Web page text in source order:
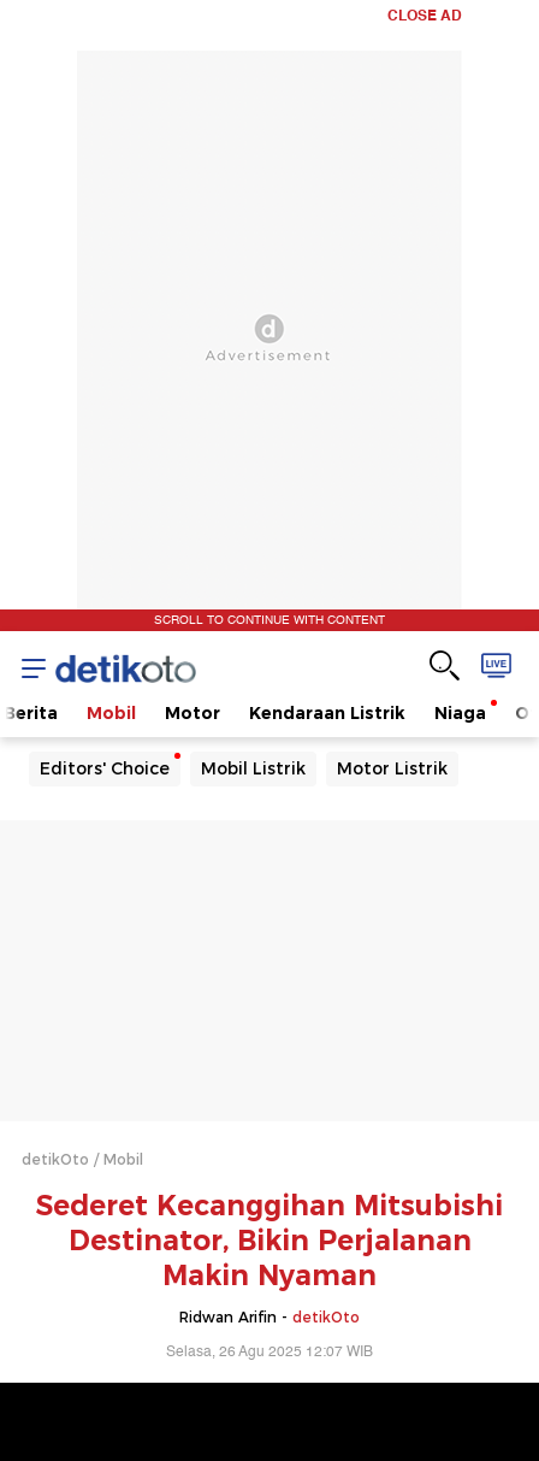
CLOSE AD
SCROLL TO CONTINUE WITH CONTENT
Berita Mobil Motor Kendaraan Listrik Niaga
Editors' Choice Mobil Listrik Motor Listrik
detikOto Mobil
Sederet Kecanggihan Mitsubishi
Destinator, Bikin Perjalanan
Makin Nyaman
Ridwan Arifin - detikOto
Selasa, 26 Agu 2025 12:07 WIB